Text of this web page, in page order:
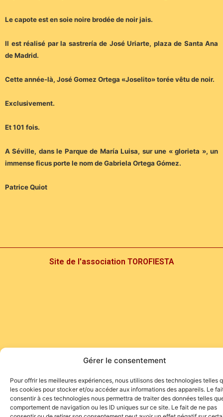
Gérer le consentement
Pour offrir les meilleures expériences, nous utilisons des technologies telles
les cookies pour stocker et/ou accéder aux informations des appareils. Le
consentir à ces technologies nous permettra de traiter des données telles
comportement de navigation ou les ID uniques sur ce site. Le fait de ne pas
Le capote est en soie noire brodée de noir jais.
Il est réalisé par la sastrería de José Uriarte, plaza de Santa Ana
de Madrid.
Cette année-là, José Gomez Ortega «Joselito» torée vêtu de noir.
Exclusivement.
Et 101 fois.
A Séville, dans le Parque de María Luisa, sur une « glorieta », un
immense ficus porte le nom de Gabriela Ortega Gómez.
Patrice Quiot
Site de l'association TOROFIESTA